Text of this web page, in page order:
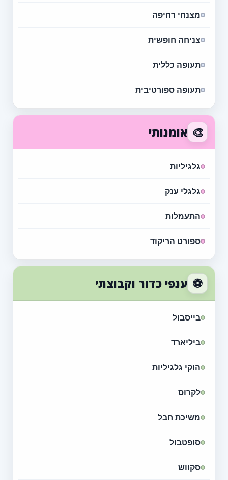
מצנחי רחיפה
צניחה חופשית
תעופה כללית
תעופה ספורטיבית
🎨 אומנותי
גלגיליות
גלגלי ענק
התעמלות
ספורט הריקוד
⚽ ענפי כדור וקבוצתי
בייסבול
ביליארד
הוקי גלגיליות
לקרוס
משיכת חבל
סופטבול
סקווש